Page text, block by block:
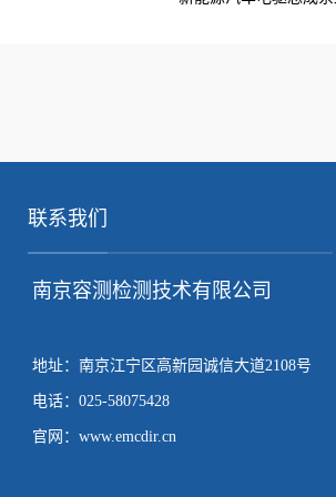
联系我们
南京容测检测技术有限公司
地址：南京江宁区高新园诚信大道2108号
电话：025-58075428
官网：www.emcdir.cn